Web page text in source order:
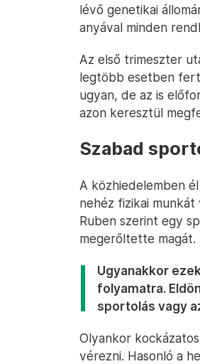
lévő genetikai
anyával minden
Az első trimeszter
legtöbb esetben
ugyan, de az is
azon keresztül
Szabad
A közhiedelemben
nehéz fizikai
Ruben szerint egy
megerőltette magát.
Ugyanakkor
folyamatra.
sportolás vagy
Olyankor
vérezni. Hasonló a